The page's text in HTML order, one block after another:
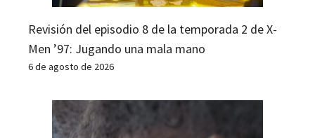
Revisión del episodio 8 de la temporada 2 de X-
Men ’97: Jugando una mala mano
6 de agosto de 2026